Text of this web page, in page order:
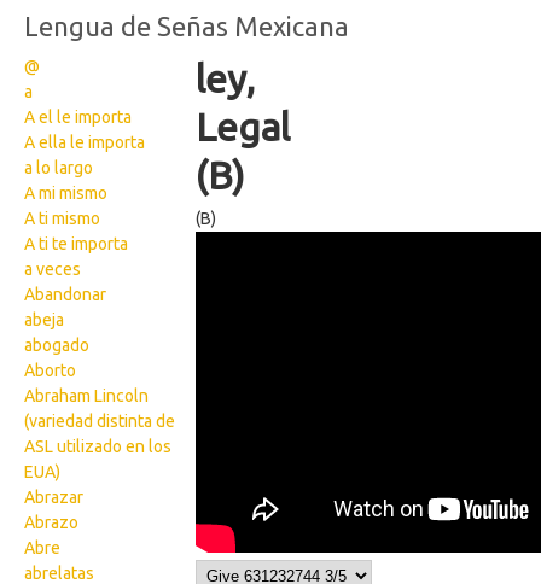
Lengua de Señas Mexicana
@
a
A el le importa
A ella le importa
a lo largo
A mi mismo
A ti mismo
A ti te importa
a veces
Abandonar
abeja
abogado
Aborto
Abraham Lincoln
(variedad distinta de
ASL utilizado en los
EUA)
Abrazar
Abrazo
Abre
abrelatas
ley,
Legal
(B)
(B)